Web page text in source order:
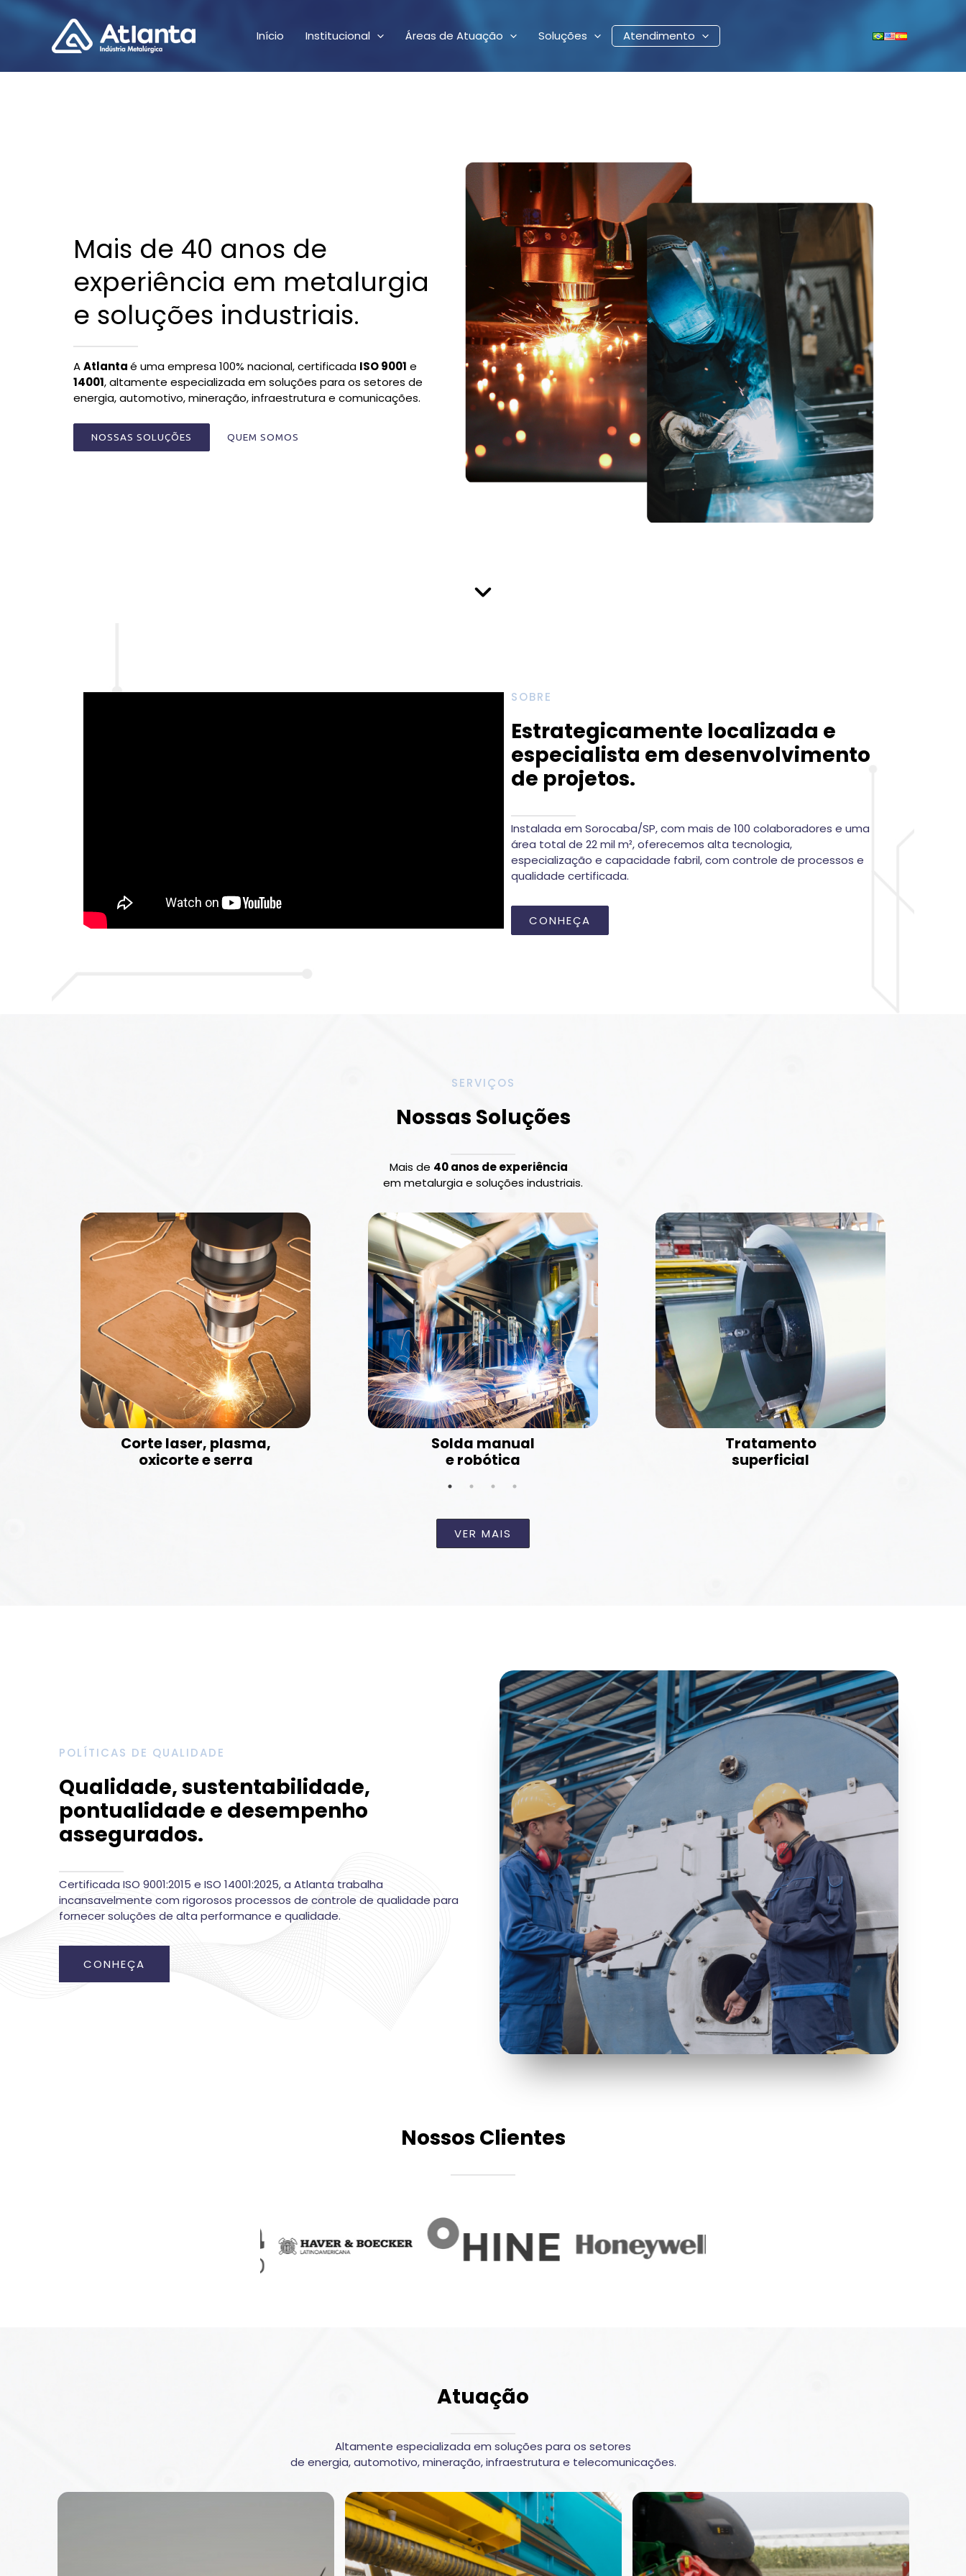
conteúdo
Início Institucional Áreas de Atuação Soluções Atendimento
Mais de 40 anos de
experiência em metalurgia
e soluções industriais.
AAtlantaé uma empresa 100% nacional, certificada ISO 9001 e
14001, altamente especializada em soluções para os setores de
energia, automotivo, mineração, infraestrutura e comunicações.
NOSSAS SOLUÇÕES QUEM SOMOS
SOBRE
Estrategicamente localizada e
especialista em desenvolvimento
de projetos.
Instalada em Sorocaba/SP, com mais de 100 colaboradores e uma
área total de 22 mil m², oferecemos alta tecnologia,
especialização e capacidade fabril, com controle de processos e
qualidade certificada.
CONHEÇA
SERVIÇOS
Nossas Soluções
Mais de 40 anos de experiência
em metalurgia e soluções industriais.
Corte laser, plasma,
oxicorte e serra
Solda manual
e robótica
Tratamento
superficial
VER MAIS
POLÍTICAS DE QUALIDADE
Qualidade, sustentabilidade,
pontualidade e desempenho
assegurados.
Certificada ISO 9001:2015 e ISO 14001:2025, a Atlanta trabalha
incansavelmente com rigorosos processos de controle de qualidade para
fornecer soluções de alta performance e qualidade.
CONHEÇA
Nossos Clientes
Atuação
Altamente especializada em soluções para os setores
de energia, automotivo, mineração, infraestrutura e telecomunicações.